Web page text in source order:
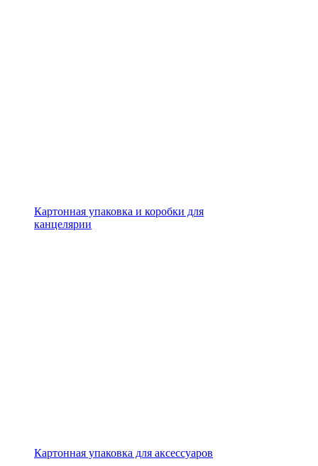
Картонная упаковка и коробки для
канцелярии
Картонная упаковка для аксессуаров